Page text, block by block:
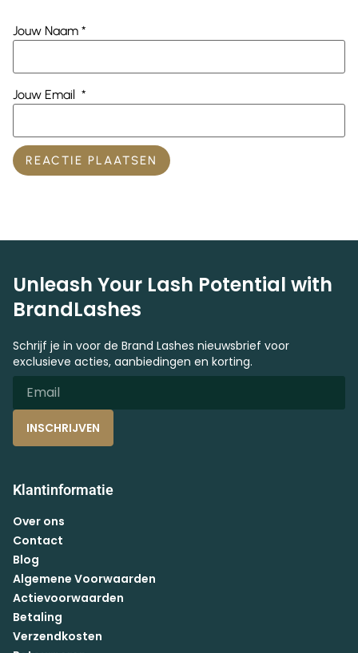
Jouw Naam *
Jouw Email *
Unleash Your Lash Potential with
BrandLashes
Schrijf je in voor de Brand Lashes nieuwsbrief voor
exclusieve acties, aanbiedingen en korting.
INSCHRIJVEN
Klantinformatie
Over ons
Contact
Blog
Algemene Voorwaarden
Actievoorwaarden
Betaling
Verzendkosten